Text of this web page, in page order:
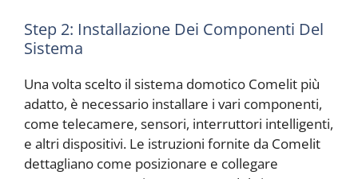
Step 2: Installazione Dei Componenti Del
Sistema
Una volta scelto il sistema domotico Comelit più
adatto, è necessario installare i vari componenti,
come telecamere, sensori, interruttori intelligenti,
e altri dispositivi. Le istruzioni fornite da Comelit
dettagliano come posizionare e collegare